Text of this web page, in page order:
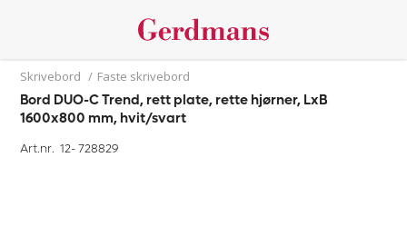
Skrivebord / Faste skrivebord
Bord DUO-C Trend, rett plate, rette hjørner, LxB
1600x800 mm, hvit/svart
Art.nr. 12-728829